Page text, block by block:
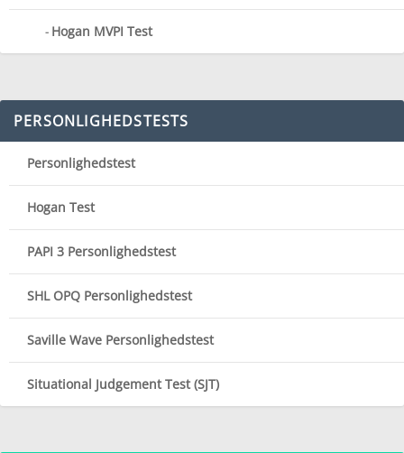
Hogan MVPI Test
PERSONLIGHEDSTESTS
Personlighedstest
Hogan Test
PAPI 3 Personlighedstest
SHL OPQ Personlighedstest
Saville Wave Personlighedstest
Situational Judgement Test (SJT)